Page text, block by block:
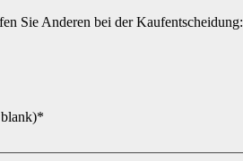
Sie Anderen bei der Kaufentscheidung: